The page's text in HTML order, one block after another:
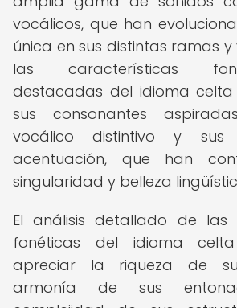
vocálicos, que han
única en sus distintas ramas y
las características
destacadas del idioma celta
sus consonantes
vocálico distintivo y sus
acentuación, que han
singularidad y belleza
El análisis detallado de las
fonéticas del idioma
apreciar la riqueza de
armonía de sus